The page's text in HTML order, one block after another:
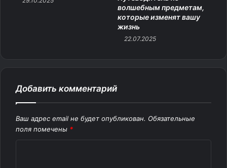
волшебным предметам,
которые изменят вашу
жизнь
22.07.2025
Добавить комментарий
Ваш адрес email не будет опубликован. Обязательные
поля помечены *